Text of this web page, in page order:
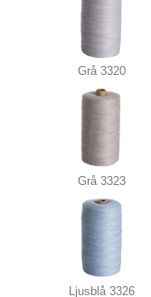
Grå 3320
Grå 3323
Ljusblå 3326